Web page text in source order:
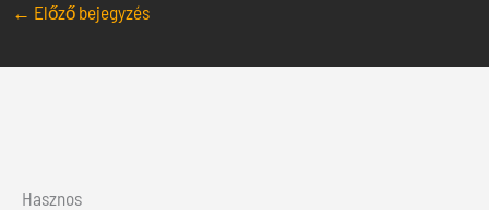
← Előző bejegyzés
Hasznos